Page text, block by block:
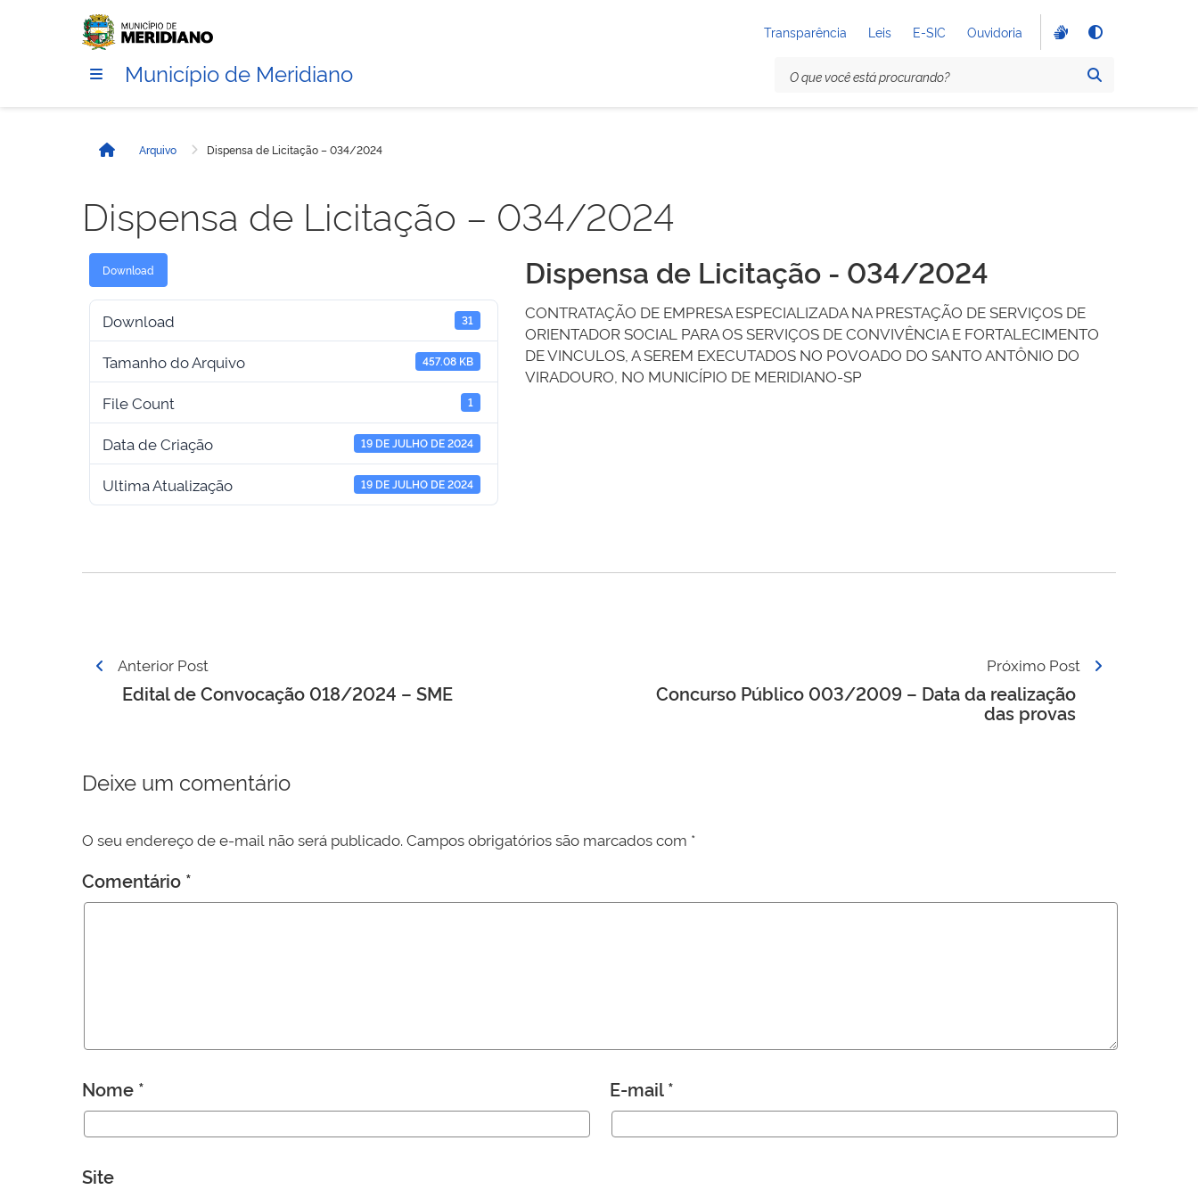
Transparência Leis E-SIC Ouvidoria
Município de Meridiano
InícioArquivo Dispensa de Licitação – 034/2024
Dispensa de Licitação – 034/2024
Download
Download 31
Tamanho do Arquivo 457.08 KB
File Count 1
Data de Criação 19 DE JULHO DE 2024
Ultima Atualização 19 DE JULHO DE 2024
Dispensa de Licitação - 034/2024
CONTRATAÇÃO DE EMPRESA ESPECIALIZADA NA PRESTAÇÃO DE SERVIÇOS DE
ORIENTADOR SOCIAL PARA OS SERVIÇOS DE CONVIVÊNCIA E FORTALECIMENTO
DE VINCULOS, A SEREM EXECUTADOS NO POVOADO DO SANTO ANTÔNIO DO
VIRADOURO, NO MUNICÍPIO DE MERIDIANO-SP
Navegação
Anterior Post
Edital de Convocação 018/2024 – SME
Próximo Post
Concurso Público 003/2009 – Data da realização
das provas
Deixe um comentário
O seu endereço de e-mail não será publicado. Campos obrigatórios são marcados com *
Comentário *
Nome * E-mail*
Site